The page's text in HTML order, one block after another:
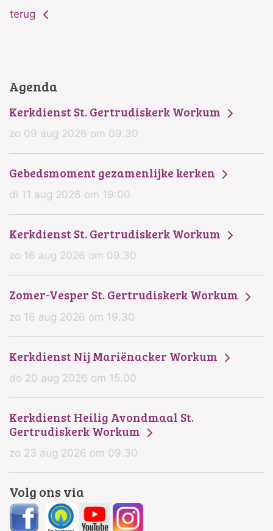
terug
Agenda
Kerkdienst St. Gertrudiskerk Workum
zo 09 aug 2026 om 09.30
Gebedsmoment gezamenlijke kerken
di 11 aug 2026 om 19:00
Kerkdienst St. Gertrudiskerk Workum
zo 16 aug 2026 om 09.30
Zomer-Vesper St. Gertrudiskerk Workum
zo 16 aug 2026 om 19.30
Kerkdienst Nij Mariënacker Workum
do 20 aug 2026 om 15.00
Kerkdienst Heilig Avondmaal St.
Gertrudiskerk Workum
zo 23 aug 2026 om 09.30
Volg ons via